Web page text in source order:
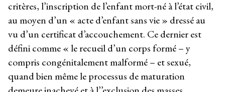
critères, l’inscription de l’enfant mort-né à l’état civil,
au moyen d’un « acte d’enfant sans vie » dressé au
vu d’un certificat d’accouchement. Ce dernier est
défini comme « le recueil d’un corps formé – y
compris congénitalement malformé – et sexué,
quand bien même le processus de maturation